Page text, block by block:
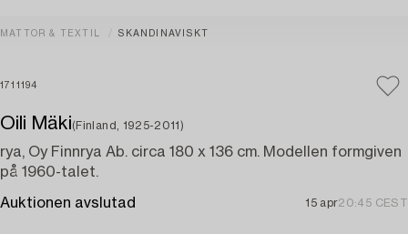
MATTOR & TEXTIL SKANDINAVISKT
1711194
Oili Mäki(Finland, 1925-2011)
rya, Oy Finnrya Ab. circa 180 x 136 cm. Modellen formgiven
på 1960-talet.
Auktionen avslutad 15 apr20:45 CEST